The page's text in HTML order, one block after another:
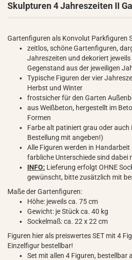
Skulpturen 4 Jahreszeiten II
Gartenfiguren als Konvolut Parkfiguren
zeitlos, schöne Gartenfiguren,
Jahreszeiten und dekoriert
Gegenstand aus der jeweiligen
Typische Figuren der vier
Herbst und Winter
frostsicher für den Garten
aus Weißbeton, hergestellt im
Formen
Farbe alt patiniert grau oder auch
Bestellung mit angeben!)
Alle Figuren werden in
farbliche Unterschiede sind dabei
INFO: Lieferung erfolgt OHNE
gewünscht, bitte zusätzlich mit
Maße der Gartenfiguren:
Höhe: jeweils ca. 75 cm
Gewicht: je Stück ca. 40 kg
Sockelmaß: ca. 22 x 22 cm
Figuren hier als preiswertes SET mit 4
Einzelfigur bestellbar!
Set mit allen 4 Figuren, bestellbar